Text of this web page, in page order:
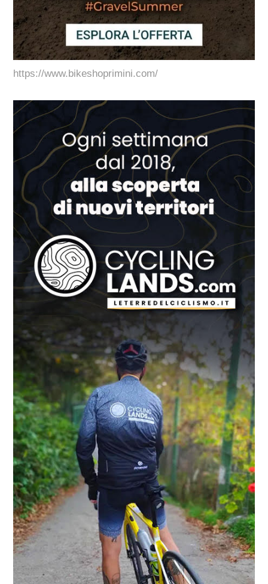
https://www.bikeshoprimini.com/